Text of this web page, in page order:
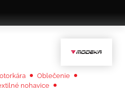
Oblečenie
nohavice